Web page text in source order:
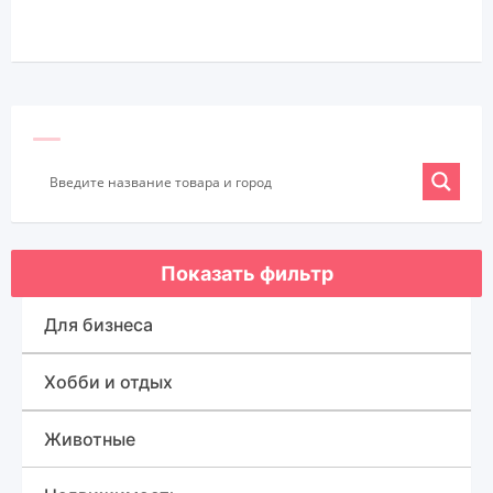
Показать фильтр
Для бизнеса
Оборудование для бизнеса
Готовый бизнес
Хобби и отдых
Спорт, туризм и отдых
Животные